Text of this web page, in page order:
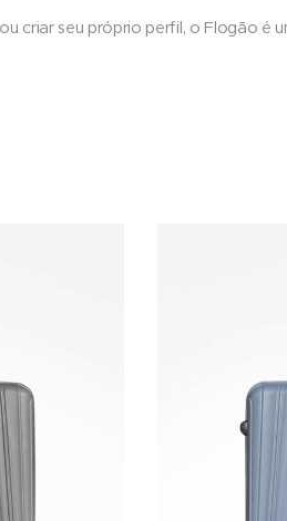
criar seu próprio perfil, o Flogão é